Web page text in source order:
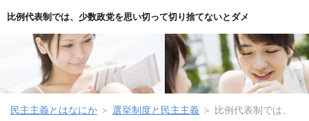
比例代表制では、少数政党を思い切って切り捨てないとダメ
民主主義とはなにか ＞ 選挙制度と民主主義 ＞ 比例代表制では、